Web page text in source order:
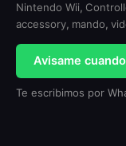
Nintendo Wii,
accessory, mando,
Avisame
Te escribimos por